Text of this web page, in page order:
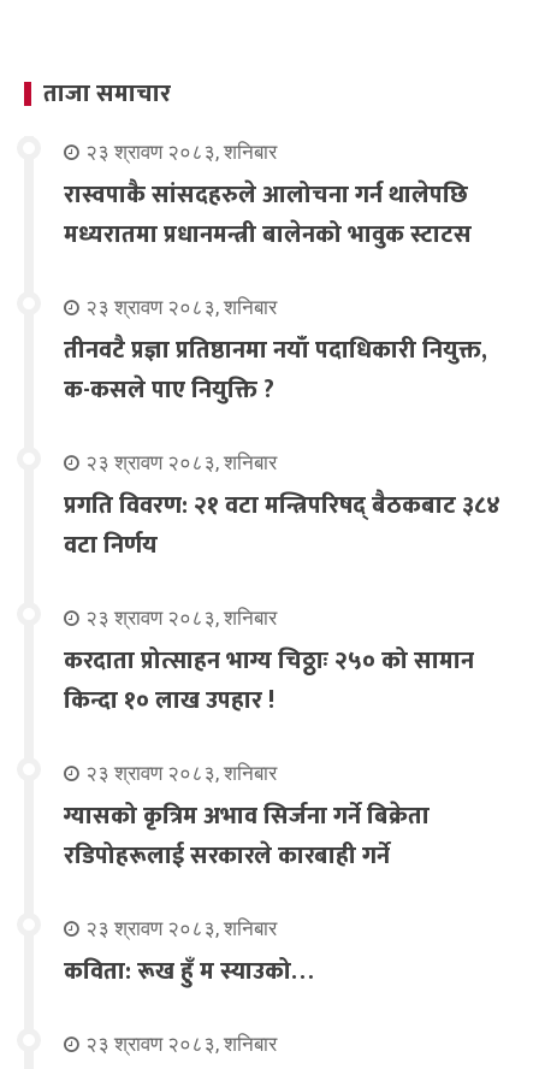
ताजा समाचार
२३ श्रावण २०८३, शनिबार
रास्वपाकै सांसदहरुले आलोचना गर्न थालेपछि
मध्यरातमा प्रधानमन्त्री बालेनको भावुक स्टाटस
२३ श्रावण २०८३, शनिबार
तीनवटै प्रज्ञा प्रतिष्ठानमा नयाँ पदाधिकारी नियुक्त,
क-कसले पाए नियुक्ति ?
२३ श्रावण २०८३, शनिबार
प्रगति विवरण: २१ वटा मन्त्रिपरिषद् बैठकबाट ३८४
वटा निर्णय
२३ श्रावण २०८३, शनिबार
करदाता प्रोत्साहन भाग्य चिठ्ठाः २५० को सामान
किन्दा १० लाख उपहार !
२३ श्रावण २०८३, शनिबार
ग्यासको कृत्रिम अभाव सिर्जना गर्ने बिक्रेता
रडिपोहरूलाई सरकारले कारबाही गर्ने
२३ श्रावण २०८३, शनिबार
कविता: रूख हुँ म स्याउको…
२३ श्रावण २०८३, शनिबार